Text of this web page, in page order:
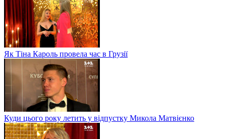
Як Тіна Кароль провела час в Грузії
Куди цього року летить у відпустку Микола Матвієнко